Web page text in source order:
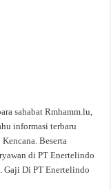
sahabat Rmhamm.lu,
informasi terbaru
Beserta
di PT Enertelindo
Gaji Di PT Enertelindo